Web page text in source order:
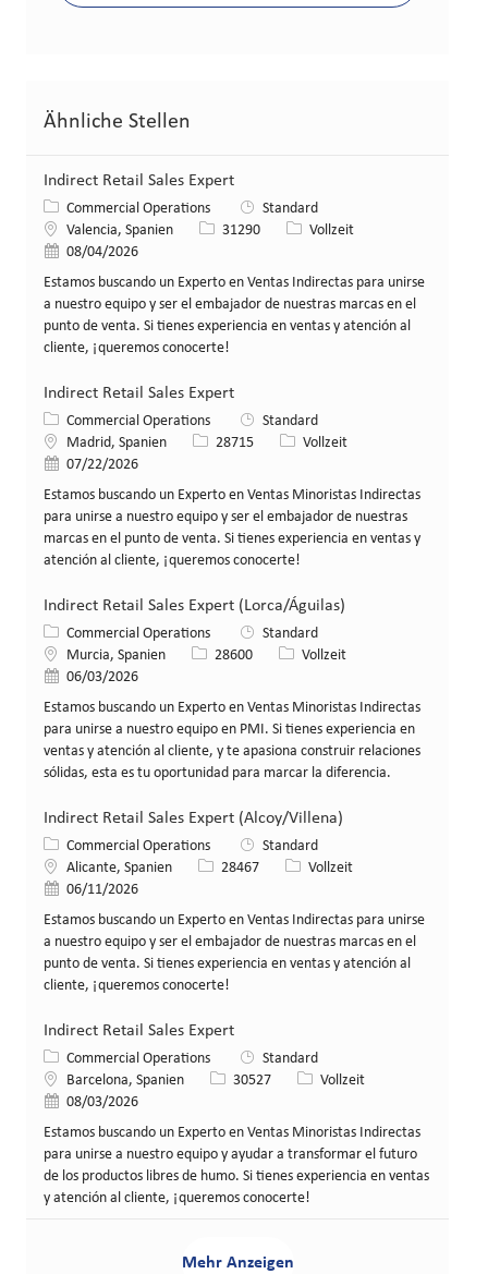
Ähnliche Stellen
Indirect Retail Sales Expert
Kategorie
Commercial Operations
Standard
Standort
Valencia, Spanien Stellen-ID
31290 Art der Stelle
Vollzeit
Veröffentlicht am
08/04/2026
Estamos buscando un Experto en Ventas Indirectas para unirse
a nuestro equipo y ser el embajador de nuestras marcas en el
punto de venta. Si tienes experiencia en ventas y atención al
cliente, ¡queremos conocerte!
Indirect Retail Sales Expert
Kategorie
Commercial Operations
Standard
StandortMadrid, Spanien Stellen-ID
28715 Art der Stelle
Vollzeit
Veröffentlicht am
07/22/2026
Estamos buscando un Experto en Ventas Minoristas Indirectas
para unirse a nuestro equipo y ser el embajador de nuestras
marcas en el punto de venta. Si tienes experiencia en ventas y
atención al cliente, ¡queremos conocerte!
Indirect Retail Sales Expert (Lorca/Águilas)
Kategorie
Commercial Operations
Standard
Standort
Murcia, Spanien Stellen-ID
28600 Art der Stelle
Vollzeit
Veröffentlicht am
06/03/2026
Estamos buscando un Experto en Ventas Minoristas Indirectas
para unirse a nuestro equipo en PMI. Si tienes experiencia en
ventas y atención al cliente, y te apasiona construir relaciones
sólidas, esta es tu oportunidad para marcar la diferencia.
Indirect Retail Sales Expert (Alcoy/Villena)
Kategorie
Commercial Operations
Standard
Standort
Alicante, Spanien Stellen-ID
28467 Art der Stelle
Vollzeit
Veröffentlicht am
06/11/2026
Estamos buscando un Experto en Ventas Indirectas para unirse
a nuestro equipo y ser el embajador de nuestras marcas en el
punto de venta. Si tienes experiencia en ventas y atención al
cliente, ¡queremos conocerte!
Indirect Retail Sales Expert
Kategorie
Commercial Operations
Standard
Standort
Barcelona, Spanien Stellen-ID
30527 Art der Stelle
Vollzeit
Veröffentlicht am
08/03/2026
Estamos buscando un Experto en Ventas Minoristas Indirectas
para unirse a nuestro equipo y ayudar a transformar el futuro
de los productos libres de humo. Si tienes experiencia en ventas
y atención al cliente, ¡queremos conocerte!
Mehr Anzeigen